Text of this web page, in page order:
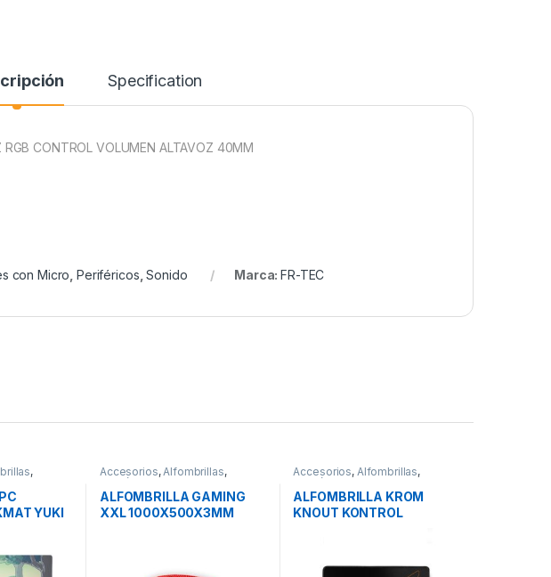
Specification
CONTROL VOLUMEN ALTAVOZ 40MM
con Micro ,Periféricos ,Sonido Marca:FR-TEC
,
YUKI
Accesorios,Alfombrillas,
Periféricos
ALFOMBRILLA GAMING
XXL 1000X500X3MM
Accesorios, Alfombrillas,
Periféricos
ALFOMBRILLA KROM
KNOUT KONTROL